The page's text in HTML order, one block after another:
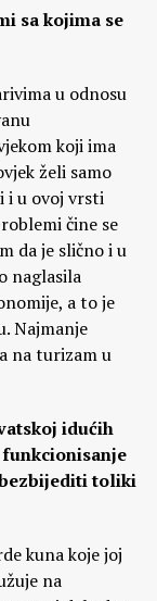
sa kojima se
u odnosu
koji ima
želi samo
i u ovoj vrsti
čine se
da je slično i u
naglasila
a to je
Najmanje
na turizam u
idućih
toliki
kuna koje joj
na